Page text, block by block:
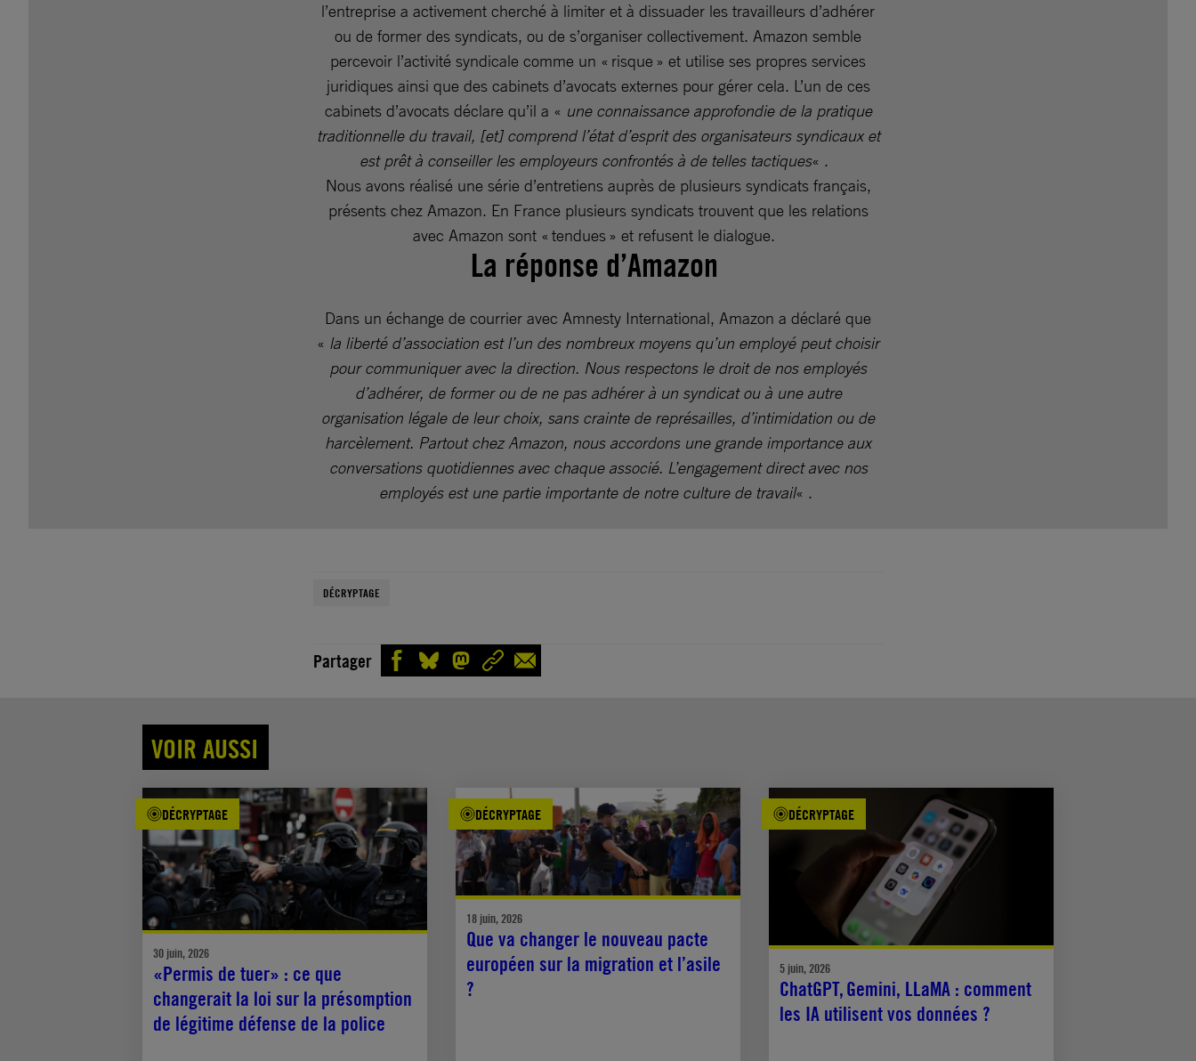
l’entreprise a activement cherché à limiter et à dissuader les travailleurs d’adhérer
ou de former des syndicats, ou de s’organiser collectivement. Amazon semble
percevoir l’activité syndicale comme un « risque » et utilise ses propres services
juridiques ainsi que des cabinets d’avocats externes pour gérer cela. L’un de ces
cabinets d’avocats déclare qu’il a « une connaissance approfondie de la pratique
traditionnelle du travail, [et] comprend l’état d’esprit des organisateurs syndicaux et
est prêt à conseiller les employeurs confrontés à de telles tactiques« .
Nous avons réalisé une série d’entretiens auprès de plusieurs syndicats français,
présents chez Amazon. En France plusieurs syndicats trouvent que les relations
avec Amazon sont « tendues » et refusent le dialogue.
La réponse d’Amazon
Dans un échange de courrier avec Amnesty International, Amazon a déclaré que
« la liberté d’association est l’un des nombreux moyens qu’un employé peut choisir
pour communiquer avec la direction. Nous respectons le droit de nos employés
d’adhérer, de former ou de ne pas adhérer à un syndicat ou à une autre
organisation légale de leur choix, sans crainte de représailles, d’intimidation ou de
harcèlement. Partout chez Amazon, nous accordons une grande importance aux
conversations quotidiennes avec chaque associé. L’engagement direct avec nos
employés est une partie importante de notre culture de travail« .
DÉCRYPTAGE
Partager
VOIR AUSSI
DÉCRYPTAGE
30 juin, 2026
«Permis de tuer» : ce que
changerait la loi sur la présomption
de légitime défense de la police
DÉCRYPTAGE
18 juin, 2026
Que va changer le nouveau pacte
européen sur la migration et l’asile
?
DÉCRYPTAGE
5 juin, 2026
ChatGPT, Gemini, LLaMA : comment
les IA utilisent vos données ?